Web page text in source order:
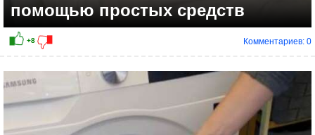
помощью простых средств
Комментариев: 0